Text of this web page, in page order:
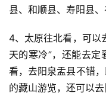
县、和顺县、寿阳县、
4、太原往北看，可以
天的寒冷”，还能去
看，去阳泉盂县不错
的藏山游览，还可以去